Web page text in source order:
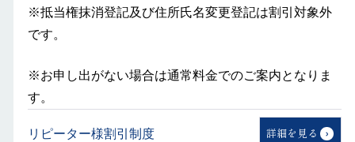
籍取得代行等）
登記申請書作成代行サービス【自分で登記申
※抵当権抹消登記及び住所氏名変更登記は割引対象外
です。
※お申し出がない場合は通常料金でのご案内となりま
す。
リピーター様割引制度 詳細を見る